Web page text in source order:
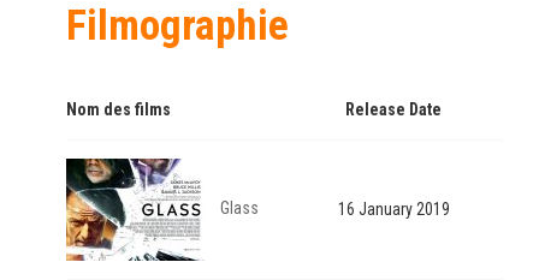
Filmographie
Nom des films Release Date
Glass 16 January 2019